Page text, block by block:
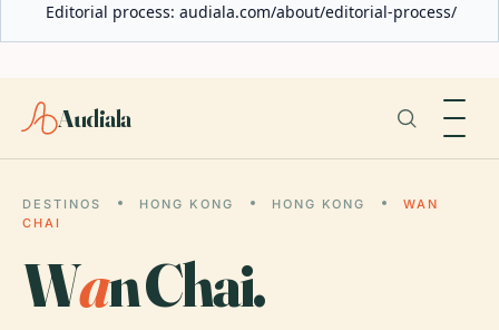
Editorial process: audiala.com/about/editorial-process/
Audiala
DESTINOS HONG KONG HONG KONG
WAN
CHAI
Wan Chai.